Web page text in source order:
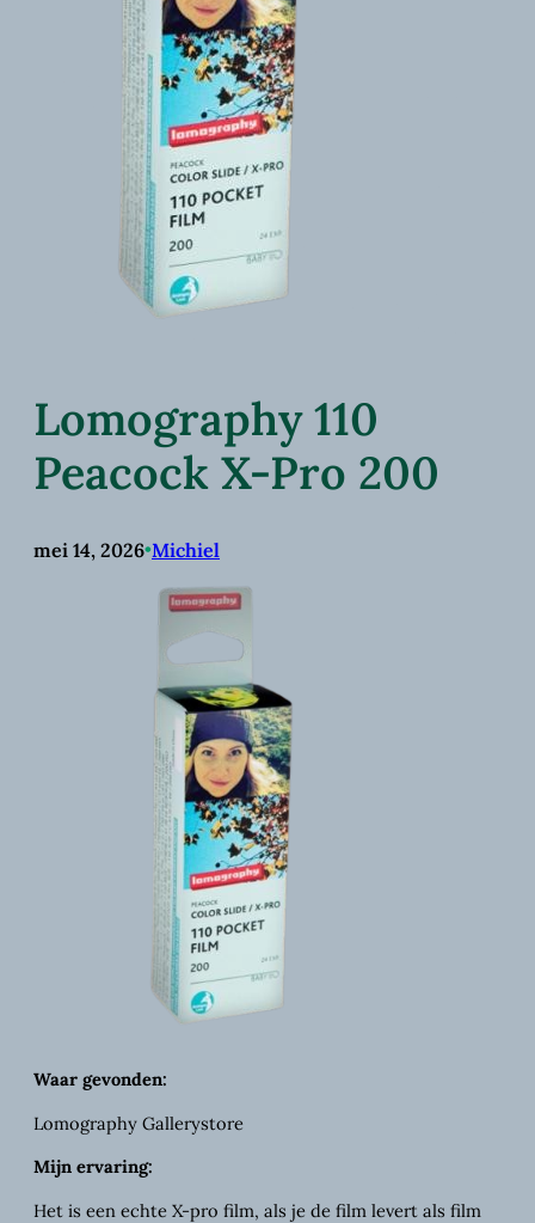
Lomography 110
Peacock X-Pro 200
mei 14, 2026•Michiel
Waar gevonden:
Lomography Gallerystore
Mijn ervaring:
Het is een echte X-pro film, als je de film levert als film